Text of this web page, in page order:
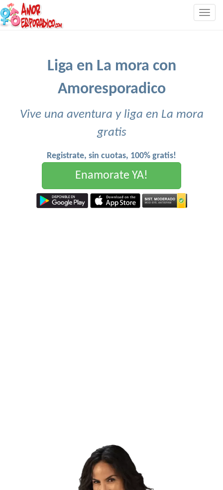
Liga en La mora con
Amoresporadico
Vive una aventura y liga en La mora
gratis
Registrate, sin cuotas, 100% gratis!
Enamorate YA!